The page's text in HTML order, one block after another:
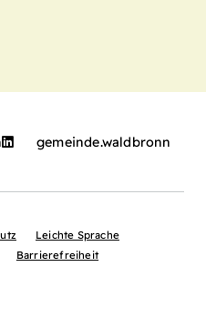
gemeinde.waldbronn
Leichte Sprache
Barrierefreiheit